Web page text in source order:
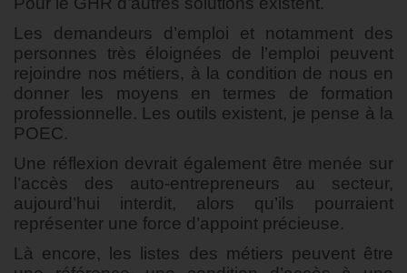
Les demandeurs d’emploi et notamment des
personnes très éloignées de l’emploi peuvent
rejoindre nos métiers, à la condition de nous en
donner les moyens en termes de formation
professionnelle. Les outils existent, je pense à la
POEC.
Une réflexion devrait également être menée sur
l’accès des auto-entrepreneurs au secteur,
aujourd’hui interdit, alors qu’ils pourraient
représenter une force d’appoint précieuse.
Là encore, les listes des métiers peuvent être